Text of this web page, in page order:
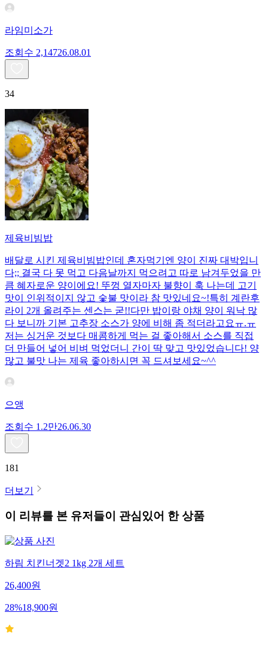
라임미소가
조회수 2,14726.08.01
34
제육비빔밥
배달로 시킨 제육비빔밥인데 혼자먹기엔 양이 진짜 대박입니
다;; 결국 다 못 먹고 다음날까지 먹으려고 따로 남겨두었을 만
큼 혜자로운 양이에요! 뚜껑 열자마자 불향이 훅 나는데 고기
맛이 인위적이지 않고 숯불 맛이라 참 맛있네요~!특히 계란후
라이 2개 올려주는 센스는 굳!! ​다만 밥이랑 야채 양이 워낙 많
다 보니까 기본 고추장 소스가 양에 비해 좀 적더라고요ㅠ.ㅠ
저는 싱거운 것보다 매콤하게 먹는 걸 좋아해서 소스를 직접
더 만들어 넣어 비벼 먹었더니 간이 딱 맞고 맛있었습니다! 양
많고 불맛 나는 제육 좋아하시면 꼭 드셔보세요~^^
으앵
조회수 1.2만26.06.30
181
더보기
이 리뷰를 본 유저들이 관심있어 한 상품
하림 치킨너겟2 1kg 2개 세트
26,400원
28%18,900원